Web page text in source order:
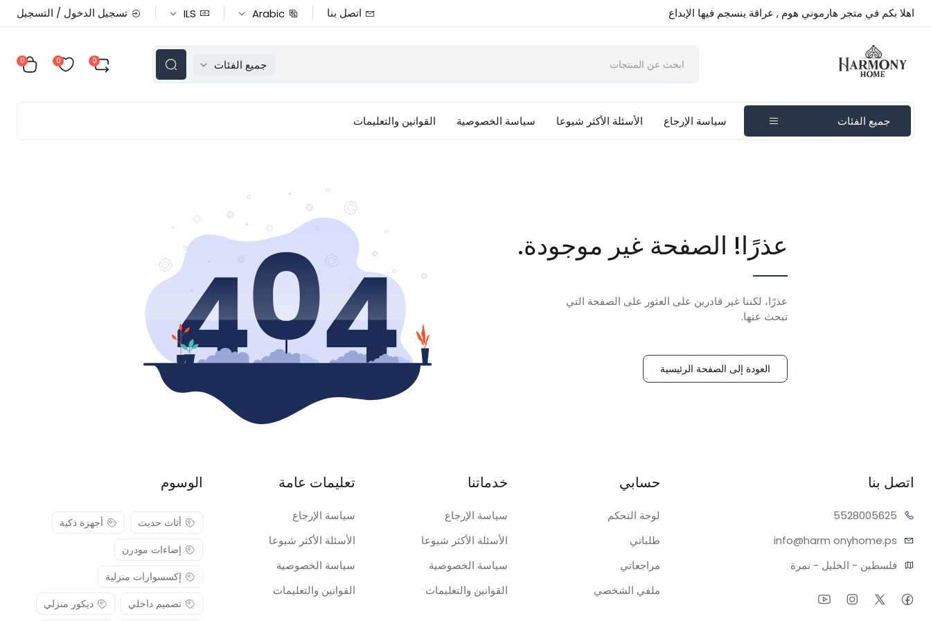
اهلا بكم في متجر هارموني هوم , عراقة ينسجم فيها الإبداع اتصل بنا Arabic
ILS تسجيل الدخول / التسجيل
جميع الفئات 0
0
0
جميع الفئات سياسة الإرجاع الأسئلة الأكثر شيوعا سياسة الخصوصية القوانين والتعليمات
عذرًا! الصفحة غير موجودة.
عذرًا، لكننا غير قادرين على العثور على الصفحة التي
تبحث عنها.
العودة إلى الصفحة الرئيسية
اتصل بنا
05625
55280
info@harm onyhome.ps
فلسطين - الخليل - نمرة
حسابي
لوحة التحكم
طلباتي
مراجعاتي
ملفي الشخصي
خدماتنا
سياسة الإرجاع
الأسئلة الأكثر شيوعا
سياسة الخصوصية
القوانين والتعليمات
تعليمات عامة
سياسة الإرجاع
الأسئلة الأكثر شيوعا
سياسة الخصوصية
القوانين والتعليمات
الوسوم
أثاث حديث
أجهزة ذكية
إضاءات مودرن
إكسسوارات منزلية
تصميم داخلي
ديكور منزلي